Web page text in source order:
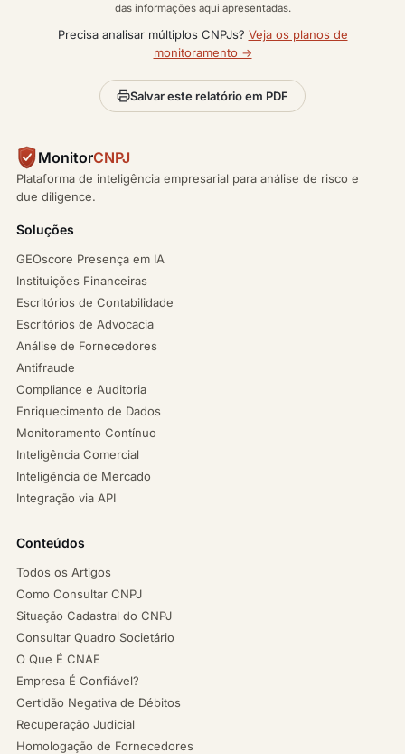
das informações aqui apresentadas.
Precisa analisar múltiplos CNPJs? Veja os planos de
monitoramento →
Salvar este relatório em PDF
MonitorCNPJ
Plataforma de inteligência empresarial para análise de risco e
due diligence.
Soluções
GEOscore Presença em IA
Instituições Financeiras
Escritórios de Contabilidade
Escritórios de Advocacia
Análise de Fornecedores
Antifraude
Compliance e Auditoria
Enriquecimento de Dados
Monitoramento Contínuo
Inteligência Comercial
Inteligência de Mercado
Integração via API
Conteúdos
Todos os Artigos
Como Consultar CNPJ
Situação Cadastral do CNPJ
Consultar Quadro Societário
O Que É CNAE
Empresa É Confiável?
Certidão Negativa de Débitos
Recuperação Judicial
Homologação de Fornecedores